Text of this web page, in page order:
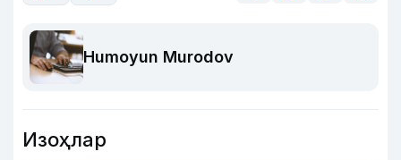
Humoyun Murodov
Изоҳлар